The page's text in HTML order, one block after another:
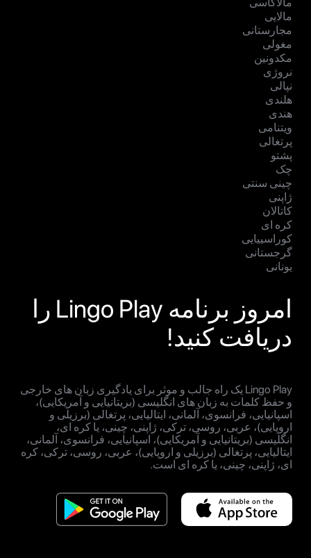
مالایی
مجارستانی
مغولی
مکدونین
نروژی
نپالی
هلندی
هندی
ویتنامی
پرتغالی
پشتو
چک
چینی سنتی
ژاپنی
کاتالان
کره ای
کوراسییایی
گرجستانی
یونانی
امروز برنامه Lingo Play را
دریافت کنید!
Lingo Play یک راه جالب و موثر برای یادگیری زبان های خارجی
و حفظ کلمات به زبان های انگلیسی (بریتانیایی و آمریکایی)،
اسپانیایی، فرانسوی، آلمانی، ایتالیایی، پرتغالی (برزیلی و
اروپایی)، عربی، روسی، ترکی، ژاپنی، چینی، یا کره ای،
انگلیسی (بریتانیایی و آمریکایی)، اسپانیایی، فرانسوی، آلمانی،
ایتالیایی، پرتغالی (برزیلی و اروپایی)، عربی، روسی، ترکی، کره
ای، ژاپنی، چینی، یا کره ای است.